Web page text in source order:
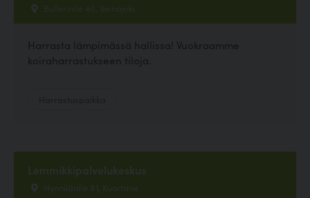
Bullerintie 40, Seinäjoki
Harrasta lämpimässä hallissa! Vuokraamme
koiraharrastukseen tiloja.
Lemmikkipalvelukeskus
Hynniläntie 81, Kuortane